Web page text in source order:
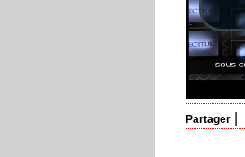
Partager